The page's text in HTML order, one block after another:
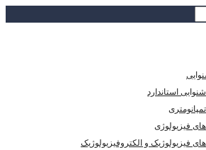
استاندارد
فیزیولوژی
فیزیولوژیک و الکتروفیزیولوژیک